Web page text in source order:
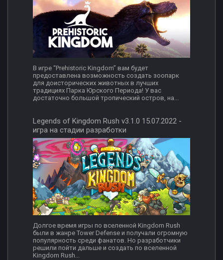
В игре “Prehistoric Kingdom” вам будет
предоставлена возможность создать зоопарк
для доисторических животных в лучших
традициях Парка Юрского Периода! У вас
достаточно большой тропический остров, на...
Legends of Kingdom Rush v3.1.0 15.07.2022 -
игра на стадии разработки
Долгое время игры по вселенной Kingdom Rush
были в жанре Tower Defense и получали огромную
популярность среди фанатов. Но разработчики
решили пойти дальше и создать по вселенной
Kingdom Rush...